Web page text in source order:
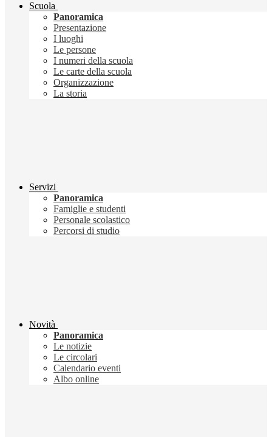
Scuola
Panoramica
Presentazione
I luoghi
Le persone
I numeri della scuola
Le carte della scuola
Organizzazione
La storia
Servizi
Panoramica
Famiglie e studenti
Personale scolastico
Percorsi di studio
Novità
Panoramica
Le notizie
Le circolari
Calendario eventi
Albo online